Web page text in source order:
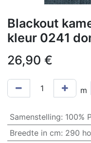
Blackout
kleur 0241
26,90 €
m
Samenstelling: 100%
Breedte in cm: 290